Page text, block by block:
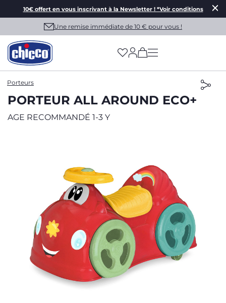
10€ offert en vous inscrivant à la Newsletter ! *Voir conditions
Une remise immédiate de 10 € pour vous !
(has more options
Porteurs
PORTEUR ALL AROUND ECO+
AGE RECOMMANDÉ 1-3 Y